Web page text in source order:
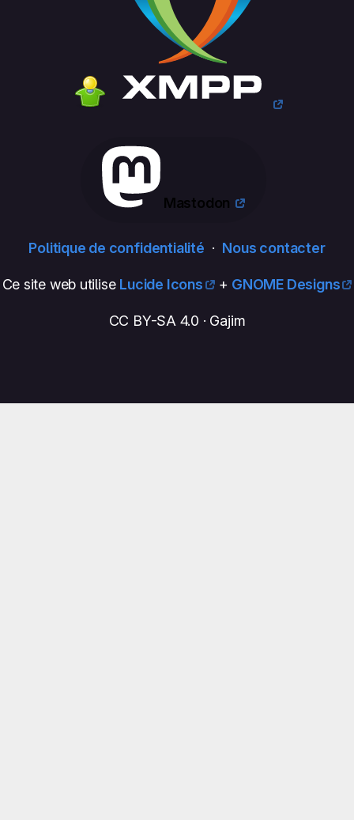
Mastodon
Politique de confidentialité · Nous contacter
Ce site web utilise Lucide Icons + GNOME Designs
CC BY-SA 4.0 · Gajim